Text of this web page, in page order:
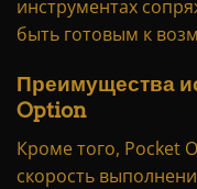
инструментах
быть готовым к
Преимущества
Option
Кроме того, Pocket
скорость